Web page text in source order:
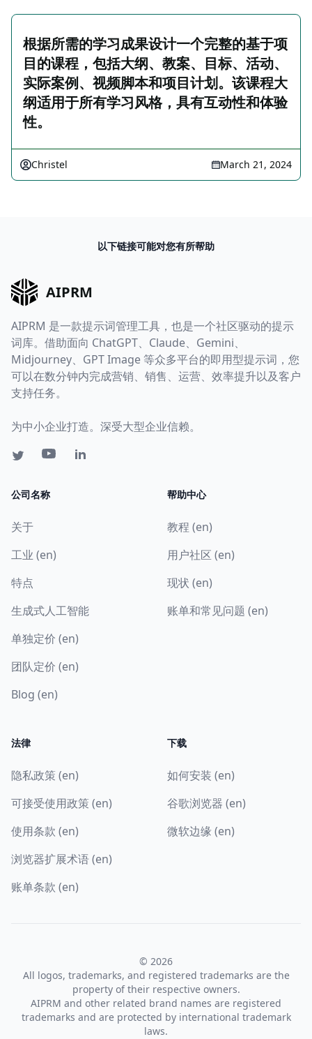
根据所需的学习成果设计一个完整的基于项
目的课程，包括大纲、教案、目标、活动、
实际案例、视频脚本和项目计划。该课程大
纲适用于所有学习风格，具有互动性和体验
性。
Christel March 21, 2024
以下链接可能对您有所帮助
AIPRM
AIPRM 是一款提示词管理工具，也是一个社区驱动的提示
词库。借助面向 ChatGPT、Claude、Gemini、
Midjourney、GPT Image 等众多平台的即用型提示词，您
可以在数分钟内完成营销、销售、运营、效率提升以及客户
支持任务。
为中小企业打造。深受大型企业信赖。
公司名称
关于
工业 (en)
特点
生成式人工智能
单独定价 (en)
团队定价 (en)
Blog (en)
帮助中心
教程 (en)
用户社区 (en)
现状 (en)
账单和常见问题 (en)
法律
隐私政策 (en)
可接受使用政策 (en)
使用条款 (en)
浏览器扩展术语 (en)
账单条款 (en)
下载
如何安装 (en)
谷歌浏览器 (en)
微软边缘 (en)
© 2026
All logos, trademarks, and registered trademarks are the
property of their respective owners.
AIPRM and other related brand names are registered
trademarks and are protected by international trademark
laws.